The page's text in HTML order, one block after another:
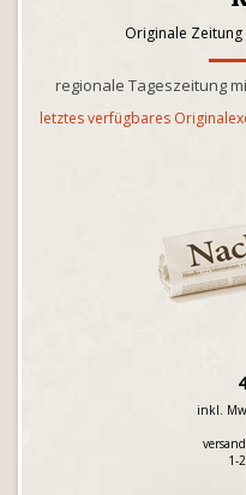
Originale Zeitung
regionale Tageszeitung
letztes verfügbares
inkl.
1-